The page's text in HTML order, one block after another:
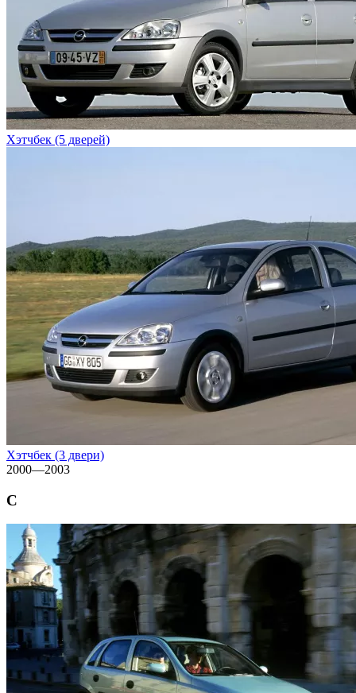
Хэтчбек (5 дверей)
Хэтчбек (3 двери)
2000—2003
C